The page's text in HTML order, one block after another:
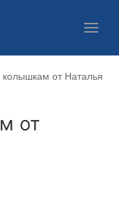
от Наталья
от